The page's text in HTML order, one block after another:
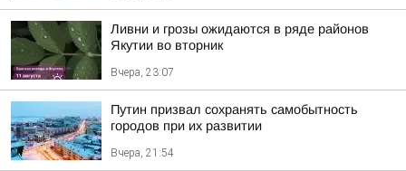
Ливни и грозы ожидаются в ряде районов
Якутии во вторник
Вчера, 23:07
Путин призвал сохранять самобытность
городов при их развитии
Вчера, 21:54